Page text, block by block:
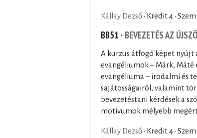
Kállay Dezső· Kredit 4 · Szem
BB51 · BEVEZETÉS AZ
A kurzus átfogó képet nyújt
evangéliumok – Márk, Máté
evangéliuma – irodalmi és
sajátosságairól, valamint
bevezetéstani kérdések a
motívumok mélyebb
Kállay Dezső· Kredit 4 · Szem